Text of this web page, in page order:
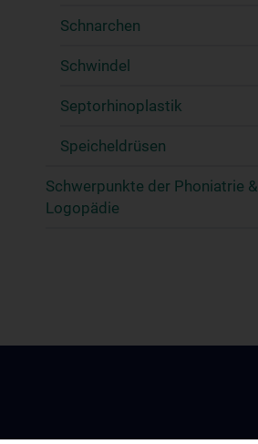
Schnarchen
Schwindel
Septorhinoplastik
Speicheldrüsen
Schwerpunkte der Phoniatrie &
Logopädie